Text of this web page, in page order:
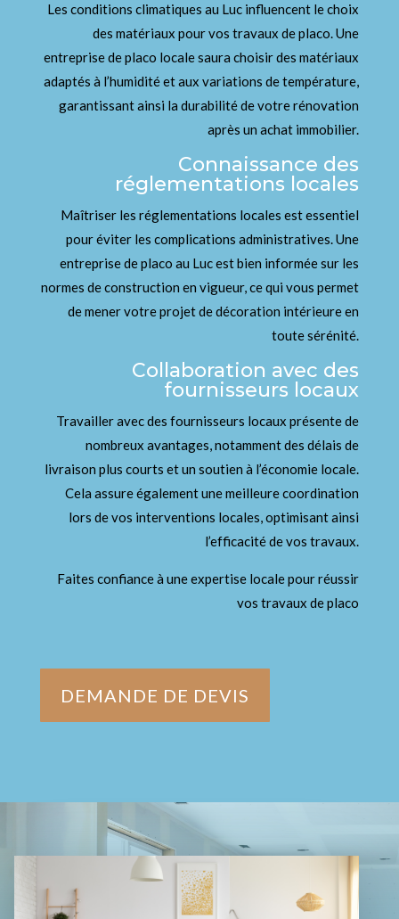
Les conditions climatiques au Luc influencent le choix
des matériaux pour vos travaux de placo. Une
entreprise de placo locale saura choisir des matériaux
adaptés à l’humidité et aux variations de température,
garantissant ainsi la durabilité de votre rénovation
après un achat immobilier.
Connaissance des
réglementations locales
Maîtriser les réglementations locales est essentiel
pour éviter les complications administratives. Une
entreprise de placo au Luc est bien informée sur les
normes de construction en vigueur, ce qui vous permet
de mener votre projet de décoration intérieure en
toute sérénité.
Collaboration avec des
fournisseurs locaux
Travailler avec des fournisseurs locaux présente de
nombreux avantages, notamment des délais de
livraison plus courts et un soutien à l’économie locale.
Cela assure également une meilleure coordination
lors de vos interventions locales, optimisant ainsi
l’efficacité de vos travaux.
Faites confiance à une expertise locale pour réussir
vos travaux de placo
DEMANDE DE DEVIS